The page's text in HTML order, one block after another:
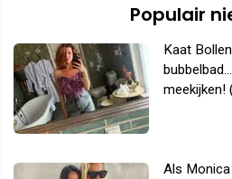
Populair
Kaat
meekijken!
Als